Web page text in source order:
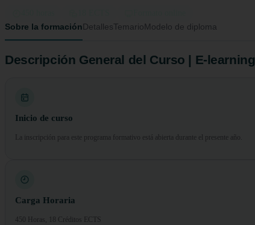
Sobre la formaciónDetallesTemarioModelo de diploma
Descripción General del Curso | E-learning
Inicio de curso
La inscripción para este programa formativo está abierta durante el presente año.
Carga Horaria
450 Horas, 18 Créditos ECTS